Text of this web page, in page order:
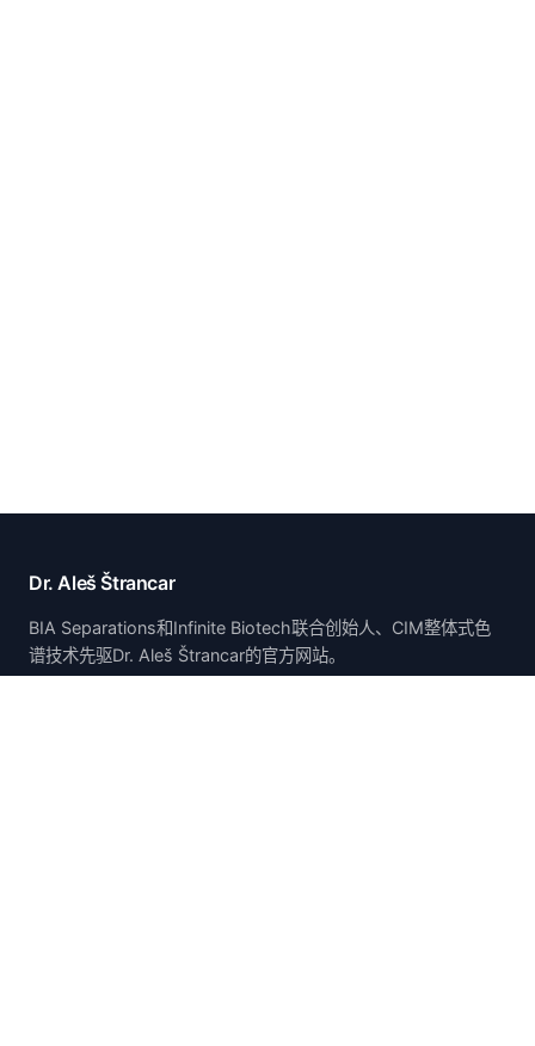
Dr. Aleš Štrancar
BIA Separations和Infinite Biotech联合创始人、CIM整体式色
谱技术先驱Dr. Aleš Štrancar的官方网站。